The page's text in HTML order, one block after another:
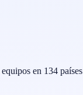
en 134 países